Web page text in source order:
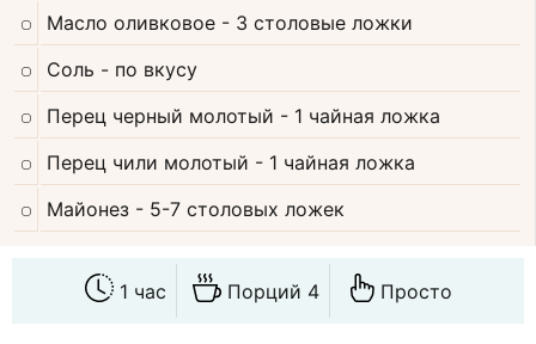
Масло оливковое - 3 столовые ложки
Соль - по вкусу
Перец черный молотый - 1 чайная ложка
Перец чили молотый - 1 чайная ложка
Майонез - 5-7 столовых ложек
1 час Порций 4 Просто